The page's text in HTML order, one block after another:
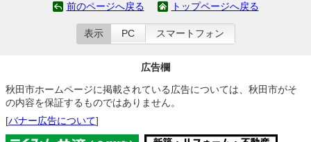
前のページへ戻る トップページへ戻る
表示 PC スマートフォン
広告欄
秋田市ホームページに掲載されている広告については、秋田市がそ
の内容を保証するものではありません。
[バナー広告について]